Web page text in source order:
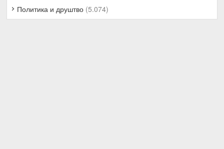
Политика и друштво (5.074)